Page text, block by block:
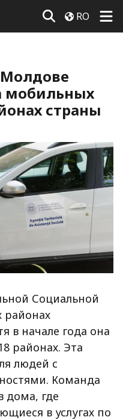
RO
мобильных
страны
Социальной
районах
в начале года она
районах. Эта
людей с
Команда
дома, где
в услугах по